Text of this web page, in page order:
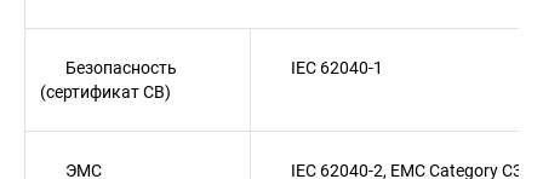
Безопасность
(сертификат CB)
IEC 62040-1
ЭMC IEC 62040-2, EMC Category C3